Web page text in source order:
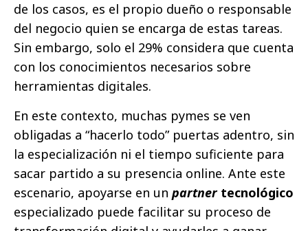
de los casos, es el propio dueño o responsable
del negocio quien se encarga de estas tareas.
Sin embargo, solo el 29% considera que cuenta
con los conocimientos necesarios sobre
herramientas digitales.
En este contexto, muchas pymes se ven
obligadas a “hacerlo todo” puertas adentro, sin
la especialización ni el tiempo suficiente para
sacar partido a su presencia online. Ante este
escenario, apoyarse en un partnertecnológico
especializado puede facilitar su proceso de